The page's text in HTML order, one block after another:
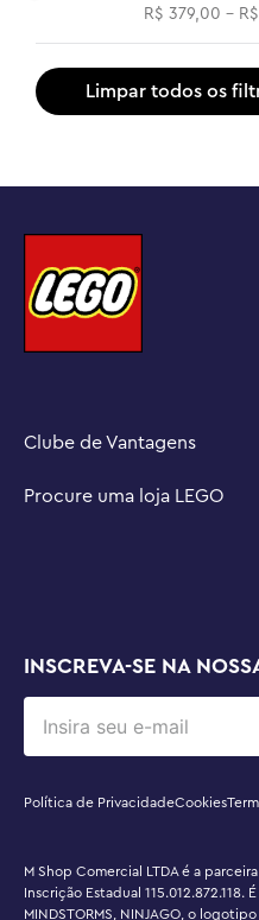
R$ 379,00 –
Clube de Vantagens
Procure uma loja LEGO
INSCREVA-SE NA
Política de PrivacidadeCookies
M Shop Comercial LTDA é a
Inscrição Estadual
MINDSTORMS, NINJAGO, o